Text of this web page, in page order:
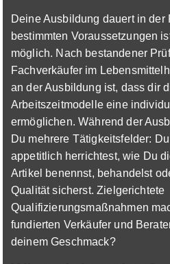
Geh auf Nummer sicher mit
Eignung checken und
Mehr erfahren
Ausbildung zum
Lebensmittelhandwerk -
Fleischerei E center
01.09.2026
86899 Landsberg am Lech
Deine Ausbildung dauert in
bestimmten Voraussetzungen
möglich. Nach bestandener
Fachverkäufer im
an der Ausbildung ist, dass dir
Arbeitszeitmodelle eine
ermöglichen. Während der
Du mehrere Tätigkeitsfelder:
appetitlich herrichtest, wie Du
Artikel benennst, behandelst
Qualität sicherst. Zielgerichtete
Qualifizierungsmaßnahmen
fundierten Verkäufer und
deinem Geschmack?